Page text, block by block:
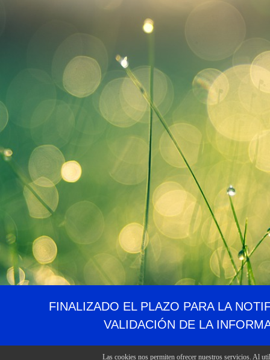
FINALIZADO EL PLAZO PARA LA
VALIDACIÓN DE LA
Las cookies nos permiten ofrecer nuestros servicios. Al